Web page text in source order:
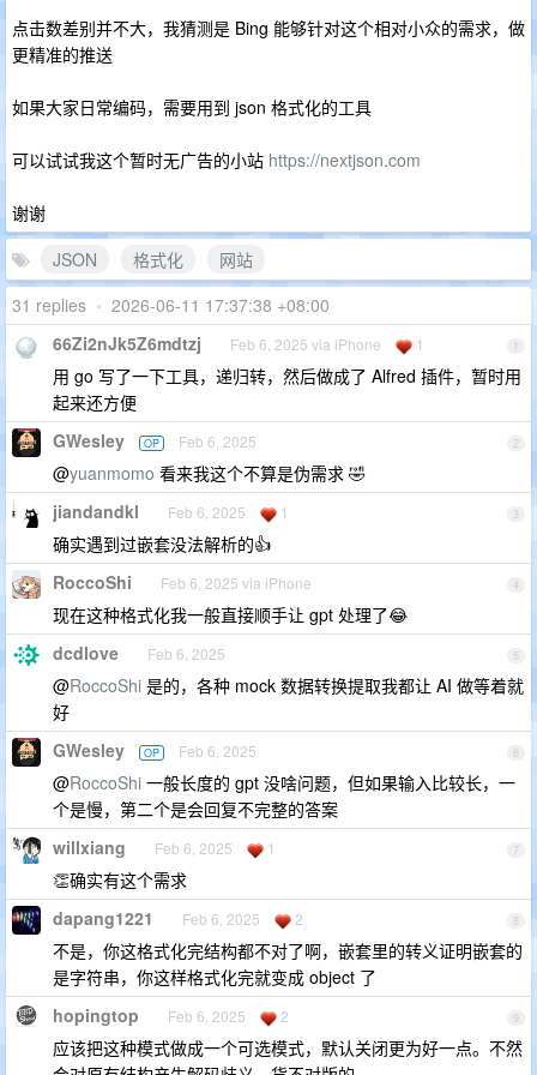
点击数差别并不大，我猜测是 Bing 能够针对这个相对小众的需求，做
更精准的推送
如果大家日常编码，需要用到 json 格式化的工具
可以试试我这个暂时无广告的小站 https://nextjson.com
谢谢
JSON
格式化
网站
31 replies • 2026-06-11 17:37:38 +08:00
1
66Zi2nJk5Z6mdtzj Feb 6, 2025 via iPhone 1
用 go 写了一下工具，递归转，然后做成了 Alfred 插件，暂时用
起来还方便
2
GWesley OP Feb 6, 2025
@yuanmomo 看来我这个不算是伪需求 🤣
3
jiandandkl Feb 6, 2025 1
确实遇到过嵌套没法解析的👍
4
RoccoShi Feb 6, 2025 via iPhone
现在这种格式化我一般直接顺手让 gpt 处理了😂
5
dcdlove Feb 6, 2025
@RoccoShi 是的，各种 mock 数据转换提取我都让 AI 做等着就
好
6
GWesley OP Feb 6, 2025
@RoccoShi 一般长度的 gpt 没啥问题，但如果输入比较长，一
个是慢，第二个是会回复不完整的答案
7
willxiang Feb 6, 2025 1
👏确实有这个需求
8
dapang1221 Feb 6, 2025 2
不是，你这格式化完结构都不对了啊，嵌套里的转义证明嵌套的
是字符串，你这样格式化完就变成 object 了
9
hopingtop Feb 6, 2025 2
应该把这种模式做成一个可选模式，默认关闭更为好一点。不然